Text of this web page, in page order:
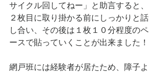
サイクル回してねー」と助言すると、
２枚目に取り掛かる前にしっかりと話
し合い、その後は１枚１０分程度のペ
ースで貼っていくことが出来ました！
網戸班には経験者が居たため、障子よ